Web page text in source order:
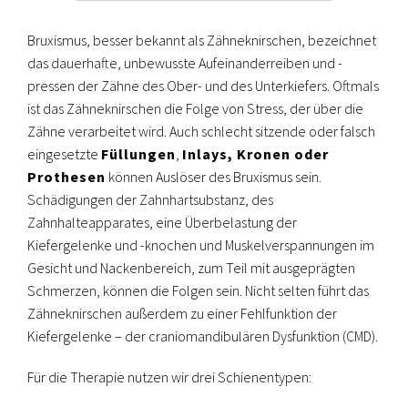
Bruxismus, besser bekannt als Zähneknirschen, bezeichnet
das dauerhafte, unbewusste Aufeinanderreiben und -
pressen der Zähne des Ober- und des Unterkiefers. Oftmals
ist das Zähneknirschen die Folge von Stress, der über die
Zähne verarbeitet wird. Auch schlecht sitzende oder falsch
eingesetzte Füllungen Inlays, Kronen oder
Prothesen können Auslöser des Bruxismus sein.
Schädigungen der Zahnhartsubstanz, des
Zahnhalteapparates, eine Überbelastung der
Kiefergelenke und -knochen und Muskelverspannungen im
Gesicht und Nackenbereich, zum Teil mit ausgeprägten
Schmerzen, können die Folgen sein. Nicht selten führt das
Zähneknirschen außerdem zu einer Fehlfunktion der
Kiefergelenke – der craniomandibulären Dysfunktion (CMD).
Für die Therapie nutzen wir drei Schienentypen: